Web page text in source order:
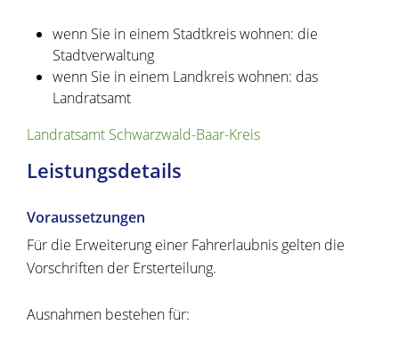
wenn Sie in einem Stadtkreis wohnen: die
Stadtverwaltung
wenn Sie in einem Landkreis wohnen: das
Landratsamt
Landratsamt Schwarzwald-Baar-Kreis
Leistungsdetails
Voraussetzungen
Für die Erweiterung einer Fahrerlaubnis gelten die
Vorschriften der Ersterteilung.
Ausnahmen bestehen für: